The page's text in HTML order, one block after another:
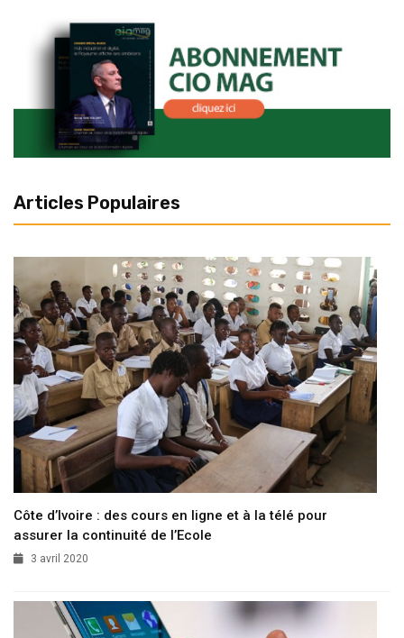
Articles Populaires
Côte d’Ivoire : des cours en ligne et à la télé pour
assurer la continuité de l’Ecole
3 avril 2020